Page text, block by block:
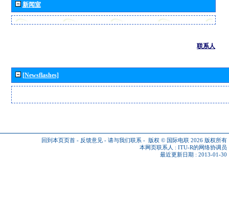
新闻室
联系人
[Newsflashes]
回到本页页首 - 反馈意见 - 请与我们联系 - 版权 © 国际电联 2026 版权所有
本网页联系人 : ITU-R的网络协调员
最近更新日期 : 2013-01-30